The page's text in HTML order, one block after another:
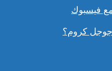
مع فيسبوك
كروم؟